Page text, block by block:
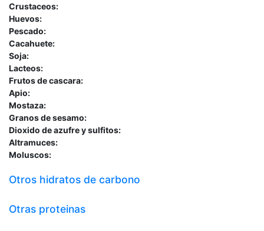
Crustaceos:
Huevos:
Pescado:
Cacahuete:
Soja:
Lacteos:
Frutos de cascara:
Apio:
Mostaza:
Granos de sesamo:
Dioxido de azufre y sulfitos:
Altramuces:
Moluscos:
Otros hidratos de carbono
Otras proteinas